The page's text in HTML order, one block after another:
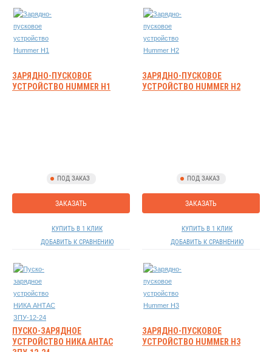
ЗАРЯДНО-ПУСКОВОЕ
УСТРОЙСТВО HUMMER H1
ПОД ЗАКАЗ
ЗАКАЗАТЬ
КУПИТЬ В 1 КЛИК
ДОБАВИТЬ К СРАВНЕНИЮ
ЗАРЯДНО-ПУСКОВОЕ
УСТРОЙСТВО HUMMER H2
ПОД ЗАКАЗ
ЗАКАЗАТЬ
КУПИТЬ В 1 КЛИК
ДОБАВИТЬ К СРАВНЕНИЮ
ПУСКО-ЗАРЯДНОЕ
УСТРОЙСТВО НИКА АНТАС
ЗАРЯДНО-ПУСКОВОЕ
УСТРОЙСТВО HUMMER H3